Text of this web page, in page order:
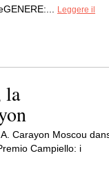
Leggere il
la
Carayon Moscou
Campiello: i